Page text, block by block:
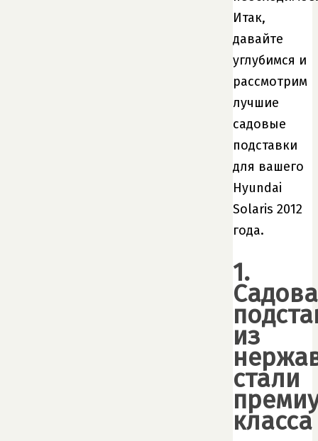
Итак,
давайте
углубимся и
рассмотрим
лучшие
садовые
подставки
для вашего
Hyundai
Solaris 2012
года.
1.
из
стали
класса